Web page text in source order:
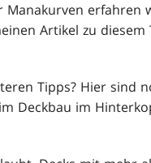
Manakurven erfahren
Artikel zu diesem
Tipps? Hier sind
Deckbau im